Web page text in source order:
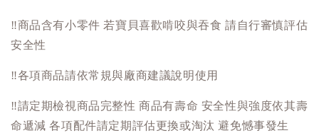
‼️商品含有小零件 若寶貝喜歡啃咬與吞食 請自行審慎評估
安全性
‼️各項商品請依常規與廠商建議說明使用
‼️請定期檢視商品完整性 商品有壽命 安全性與強度依其壽
命遞減 各項配件請定期評估更換或淘汰 避免憾事發生